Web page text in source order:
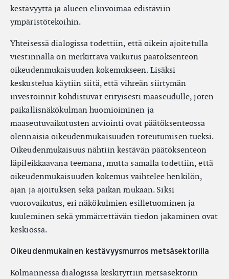
kestävyyttä ja alueen elinvoimaa edistäviin
ympäristötekoihin.
Yhteisessä dialogissa todettiin, että oikein ajoitetulla
viestinnällä on merkittävä vaikutus päätöksenteon
oikeudenmukaisuuden kokemukseen. Lisäksi
keskustelua käytiin siitä, että vihreän siirtymän
investoinnit kohdistuvat erityisesti maaseudulle, joten
paikallisnäkökulman huomioiminen ja
maaseutuvaikutusten arviointi ovat päätöksenteossa
olennaisia oikeudenmukaisuuden toteutumisen tueksi.
Oikeudenmukaisuus nähtiin kestävän päätöksenteon
läpileikkaavana teemana, mutta samalla todettiin, että
oikeudenmukaisuuden kokemus vaihtelee henkilön,
ajan ja ajoituksen sekä paikan mukaan. Siksi
vuorovaikutus, eri näkökulmien esilletuominen ja
kuuleminen sekä ymmärrettävän tiedon jakaminen ovat
keskiössä.
Oikeudenmukainen kestävyysmurros metsäsektorilla
Kolmannessa dialogissa keskityttiin metsäsektorin